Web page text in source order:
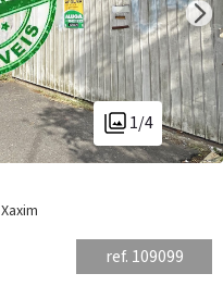
1/4
Xaxim
ref. 109099